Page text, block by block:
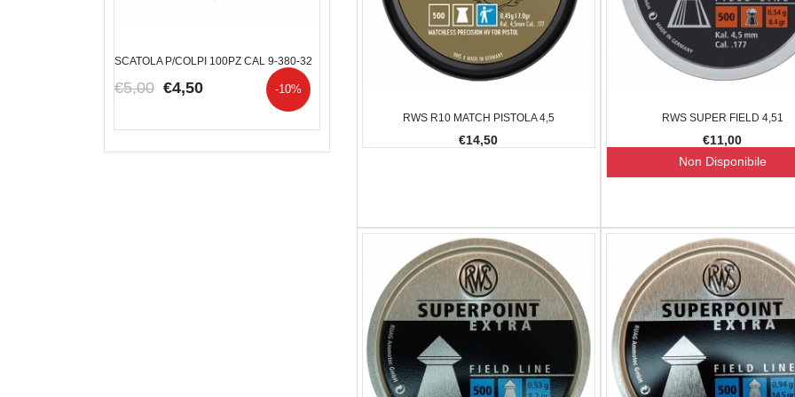
SCATOLA P/COLPI 100PZ CAL 9-380-32
-10%
€5,00 €4,50
RACCOGLITORE MAGNETICO UMAREX CPS DAN
RWS R10 MATCH PISTOLA 4,5
€14,50
RWS SUPER FIELD 4,51
€11,00
Non Disponibile